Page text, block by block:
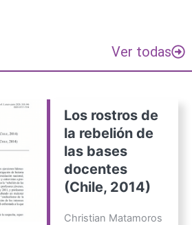
Ver todas
Los rostros de
la rebelión de
las bases
docentes
(Chile, 2014)
Christian Matamoros